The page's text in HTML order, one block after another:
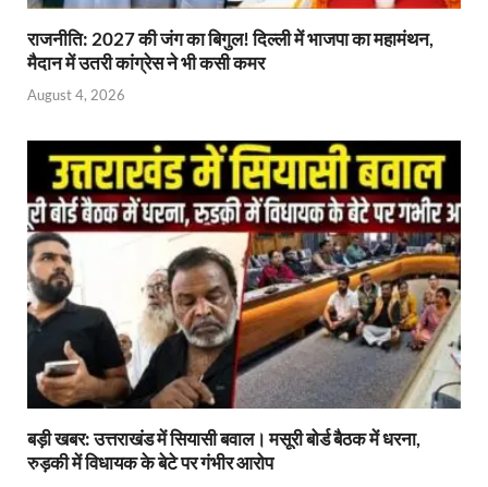
राजनीति: 2027 की जंग का बिगुल! दिल्ली में भाजपा का महामंथन,
मैदान में उतरी कांग्रेस ने भी कसी कमर
August 4, 2026
बड़ी खबर: उत्तराखंड में सियासी बवाल। मसूरी बोर्ड बैठक में धरना,
रुड़की में विधायक के बेटे पर गंभीर आरोप